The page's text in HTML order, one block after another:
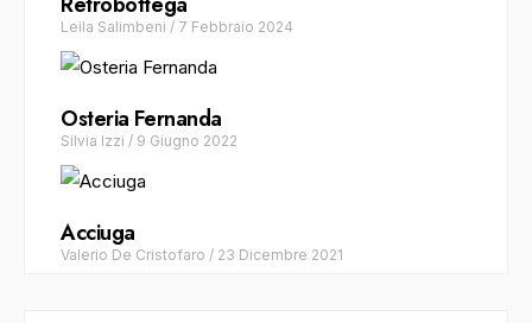
Leila Salimbeni / 7 Febbraio 2024
Osteria Fernanda
Silvia Izzi / 9 Giugno 2022
Acciuga
Valerio De Cristofaro / 23 Dicembre 2021